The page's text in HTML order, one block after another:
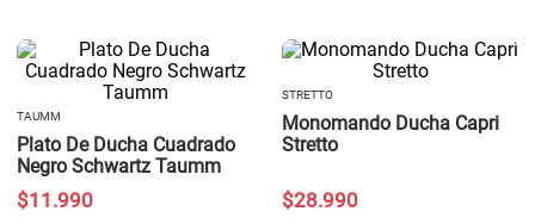
TAUMM
Plato De Ducha Cuadrado
Negro Schwartz Taumm
$11 .990
STRETTO
Monomando Ducha Capri
Stretto
$28.990